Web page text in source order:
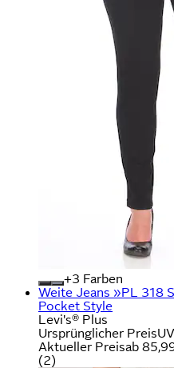
+
Farben
Weite Jeans »PL 318
Pocket Style
Levi's® Plus
Ursprünglicher Preis
Aktueller Preisab
(2)